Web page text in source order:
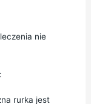
nie
rurka jest